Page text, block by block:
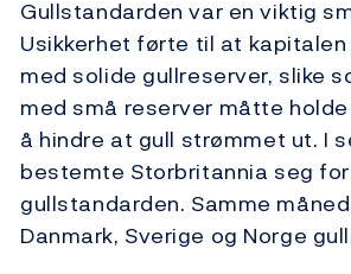
Gullstandarden var en viktig
Usikkerhet førte til at
med solide gullreserver, slike
med små reserver måtte
å hindre at gull strømmet ut. I
bestemte Storbritannia seg
gullstandarden. Samme
Danmark, Sverige og Norge